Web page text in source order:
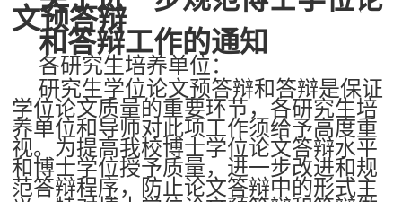
文预答辩
和答辩工作的通知
各研究生培养单位：
研究生学位论文预答辩和答辩是保证
学位论文质量的重要环节，各研究生培
养单位和导师对此项工作须给予高度重
视。为提高我校博士学位论文答辩水平
和博士学位授予质量，进一步改进和规
范答辩程序，防止论文答辩中的形式主